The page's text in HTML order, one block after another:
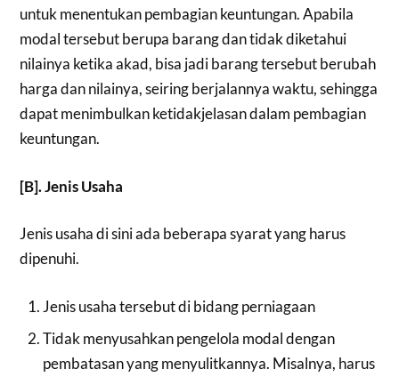
untuk menentukan pembagian keuntungan. Apabila
modal tersebut berupa barang dan tidak diketahui
nilainya ketika akad, bisa jadi barang tersebut berubah
harga dan nilainya, seiring berjalannya waktu, sehingga
dapat menimbulkan ketidakjelasan dalam pembagian
keuntungan.
[B]. Jenis Usaha
Jenis usaha di sini ada beberapa syarat yang harus
dipenuhi.
Jenis usaha tersebut di bidang perniagaan
Tidak menyusahkan pengelola modal dengan
pembatasan yang menyulitkannya. Misalnya, harus